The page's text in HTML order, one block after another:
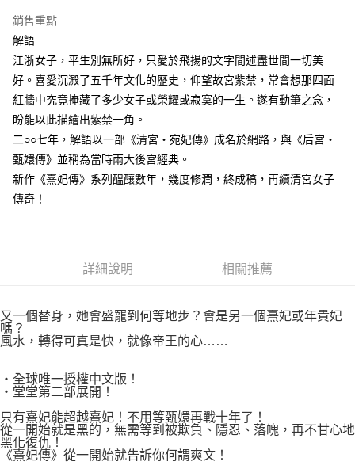
２．訂單成立數日內，您將收到繳費通知簡訊。
ATM／網路銀行／等多元方式進行付款，方視為交易完成。
※ 請注意：結帳手續完成當下不需立刻繳費，但若您需要取消訂單，請聯絡
購買商品的店家。未經商家同意取消之訂單仍視為有效，需透過AFTEE先享
後付繳納相關費用。
※ 交易是否成功請以「AFTEE先享後付 」之結帳頁面顯示為準，若有關於
是否繳費成功／繳費後需取消欲退款等相關疑問，請聯繫「AFTEE先享後付
【注意事項】
１．透過由恩沛科技股份有限公司提供之「AFTEE先享後付」服務完成之交
易，需依本服務之必要範圍內提供個人資料，並將交易相關給付款項請求債
權轉讓予恩沛科技股份有限公司。
請求用戶進行身份認證。
５．嚴禁一人註冊多個帳號或使用他人資訊註冊。若發現惡意使用之情形，
恩沛科技股份有限公司將有權停止該用戶之使用額度並採取法律行動。
每筆NT$80，滿NT$500(含以上)免運費
每筆NT$80，滿NT$500(含以上)免運費
付款後萊爾富取貨
每筆NT$80，滿NT$500(含以上)免運費
7-11取貨付款
每筆NT$80，滿NT$500(含以上)免運費
付款後7-11取貨
每筆NT$100，滿NT$800(含以上)免運費
銷售重點
解語
江浙女子，平生別無所好，只愛於飛揚的文字間述盡世間一切美
好。喜愛沉澱了五千年文化的歷史，仰望故宮紫禁，常會想那四面
紅牆中究竟掩藏了多少女子或榮耀或寂寞的一生。遂有動筆之念，
盼能以此描繪出紫禁一角。
二○○七年，解語以一部《清宮‧宛妃傳》成名於網路，與《后宮‧
甄嬛傳》並稱為當時兩大後宮經典。
新作《熹妃傳》系列醞釀數年，幾度修潤，終成稿，再續清宮女子
傳奇！
詳細說明 相關推薦
又一個替身，她會盛寵到何等地步？會是另一個熹妃或年貴妃
嗎？
風水，轉得可真是快，就像帝王的心……
‧全球唯一授權中文版！
‧堂堂第二部展開！
只有熹妃能超越熹妃！不用等甄嬛再戰十年了！
從一開始就是黑的，無需等到被欺負、隱忍、落魄，再不甘心地
黑化復仇！
《熹妃傳》從一開始就告訴你何謂爽文！